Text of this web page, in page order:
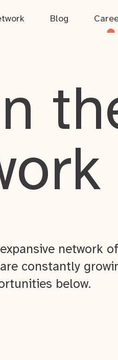
Blog
network
constantly
below.